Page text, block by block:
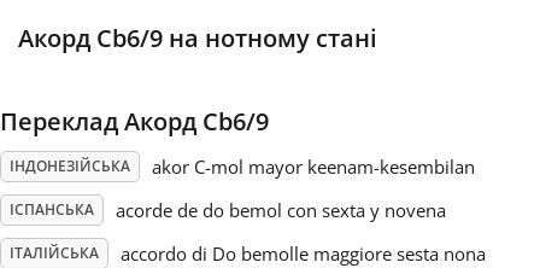
Português
Русский
Акорд Cb6/9 на нотному стані
Переклад Акорд Cb6/9
ІНДОНЕЗІЙСЬКА akor C-mol mayor keenam-kesembilan
ІСПАНСЬКА acorde de do bemol con sexta y novena
ІТАЛІЙСЬКА accordo di Do bemolle maggiore sesta nona